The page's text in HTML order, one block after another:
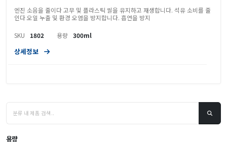
용량
엔진 소음을 줄이다 고무 및 플라스틱 씰을 유지하고 재생합니다. 석유 소비를 줄
인다 오일 누출 및 환경 오염을 방지합니다. 흡연을 방지
SKU 1802 용량 300ml
상세정보